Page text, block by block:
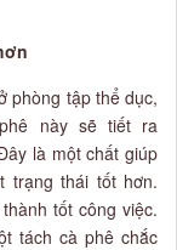
phòng tập thể dục,
này sẽ tiết ra
là một chất giúp
trạng thái tốt hơn.
tốt công việc.
tách cà phê chắc